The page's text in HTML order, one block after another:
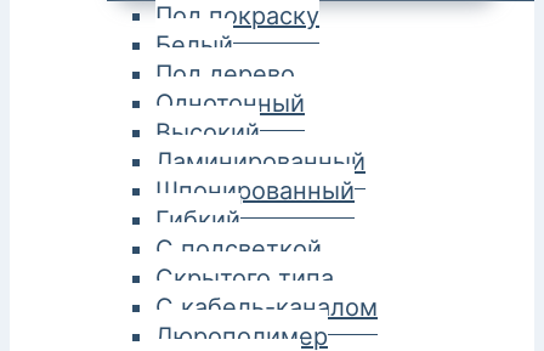
Под покраску
Белый
Под дерево
Однотонный
Высокий
Ламинированный
Шпонированный
Гибкий
С подсветкой
Скрытого типа
С кабель-каналом
Дюрополимер